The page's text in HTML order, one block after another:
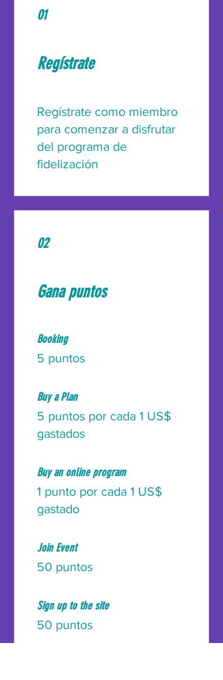
01
Regístrate
Regístrate como miembro
para comenzar a disfrutar
del programa de
fidelización
02
Gana puntos
Booking
5 puntos
Buy a Plan
5 puntos por cada 1 US$
gastados
Buy an online program
1 punto por cada 1 US$
gastado
Join Event
50 puntos
Sign up to the site
50 puntos